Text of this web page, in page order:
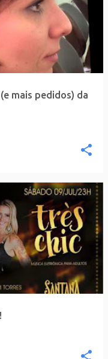
mais pedidos) da